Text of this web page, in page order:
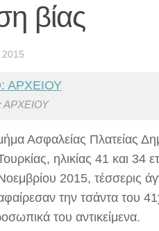
βίας
2015
Ασφαλείας Πλατείας
ηλικίας 41 και 34
2015, τέσσερις
την τσάντα του
του αντικείμενα.